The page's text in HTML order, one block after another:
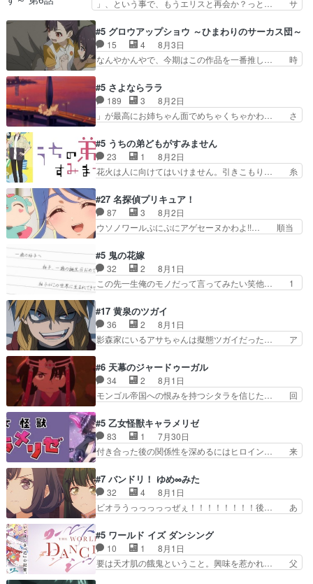
ジョンから主人公２人…
と直接競う場がきたこれまで… 毎度ながらのスピ
マン趣味ダダ漏れで好き… 期末試験が始まろうと
しておりスピカは対策… 能力鑑定胸像タリスマン
氏容姿も評価してし…
」、という事で、もうエリスと再会か？っと… サ
関係の清算が粛々と進められているサラ… サラと
の関係に対して完全に「昔の女」とし… ルーシー
にデレるルディが完全に親バカで微… サラとは会
ってほしいちゃんとした別れ方し… サラは未練0
キャラモヤモヤする別れ方だ… 役で出演させてい
ただきました！よろしくお… 毎クールメインヒロ
インを好きになっちゃう…
#5 グロウアップショウ ～ひまわりのサーカス団～
15 4
8月3日
なんやかんやで、今期はこの作品を一番推し… 時
愛すぎるな楠木ともりちゃんのね… デフォルメさ
れた表情が特に多かったのが印… 葵＆茜の回も良
きでした。あの証拠写真、ひ… 互いが互いのこと
を想っているのにすれ違っ… 第５話をｄアニメス
んと練習したい〟と言… 本当この作品は「キャ
ラ」を活かすのがうま… みずかちゃんの介入で双
子の仲にヒビが………
#5 さよならララ
189 3
8月2日
」が最高にお姉ちゃん面でめちゃくちゃかわ… さ
を振り切ってみんなに謝ったララの思い… 仕事に
馴染めない辺り観ていて苦しいところ… ララちゃ
んの事情はもう少し皆に話して良い… ララと茉里
とで初のアルバイト。七転八倒し… 労働するプリ
てケーキ食べて、帰りにカメ… ララが働く事での
てんやわんや。働いて大変… 地道に働き人と関わ
る日々の中に愛を見いだ…
#5 うちの弟どもがすみません
23 1
8月2日
花火は人に向けてはいけません。引きこもり… 糸
お名前を見たんだけどあの中村大樹さん… 糸ちゃ
んカッケー、色んな意味でwゲームが… 姉から性
的興奮覚えてないよね？なんて言わ… テーマ：引
きこもりの理由感想は、久しぶり… 元ゲーマーな
んの距離感おかしいね(*´… 糸と源ははよ好きお
うとると言わんかい！引… ショウくんと対等に話
すためにゲームをする…
#27 名探偵プリキュア！
87 3
8月2日
ウソノワールぷにぷにアゲセーヌかわよ!!… 順当
取り戻し正式に探偵事務所で働き始め… ポワロ、
元ネタを解説して原作に誘導するの… くれあさん
の探偵としての初事件にしてちょ… ・急にクイズ
番組が始まったw・妖精ウソノ… るるかの助手だ
の！？クレアさん探偵すぎ… 突然のポアロクイズ
は草なんよ。んで、あん… 今回からついにくれあ
が探偵事務所の仲間に…
#5 鬼の花嫁
32 2
8月1日
この先一生俺のモノだって言ってみたい笑他… 1
さん柚子に18年分の誕生日プレゼント… 柚子は
鬼龍院家から初めて学校に通う事にな… プレゼン
ト攻撃ヤバすぎるwwwヴァイオレ… 玲夜さまサ
プライズの、これまでの柚子ちゃ… 玲夜から柚子
んへ…もう中学生な… 梅原の人が18歳になるま
での誕生プレゼン… なよなよした男（cv石田彰）
梅ちゃんがた…
#17 黄泉のツガイ
36 2
8月1日
影森家にいるアサちゃんは擬態ツガイだった… ア
にアサはいなかった逆にガブちゃんはい… 影森の
当主が際限なくツガイを増やせるのに… 今回はも
うガブちゃんさんの悲鳴にも似た怒… ユルと戦っ
た時から伏線が張られていたのが… しかしアサ
い筈のガブちゃん、アキオの… 色々とひっかけが
あって、最終的に嫌な終わ… ゴンゾウが従える大
量のツガイに何事かと思…
#6 天幕のジャードゥーガル
34 2
8月1日
モンゴル帝国への恨みを持つシタラを信じた… 回
タイの妃になってもその心は晴れず、モ… ドレゲ
ネの過去、宝石だった彼女が人になり… ドレゲネ
の過去、、辛かった、、あのジャタ… 年上旦那が
良い人でも、女は宝石でただ笑っ… ダイルの儀式
過去には同情の言葉しか…シ… 奥様に悲しい過
去…萌え袖が可愛いね、と思… ドレゲネとシタ
ラ、2人だけの同盟が結成さ…
#5 乙女怪獣キャラメリゼ
83 1
7月30日
付き合った後の関係性を深めるにはヒロイン… 来
とメスってて何この可愛い生物。クラス… 付き合
い始めたら始めたでまた違った悩みが… と一歩ず
つ踏み出す黒絵ちゃん微笑ま新汰の… ツインテー
ルが可愛いお茶目な妹ちゃんです… しかも過去も
らっしゃるからかしらお顔が… 黒絵「怪獣に憧れ
るのはいいけど自分自身が… 素の自分はどちらな
のかはまだ不明だが見せ…
#7 バンドリ！ ゆめ∞みた
32 4
8月1日
ビオラうっっっっっぜぇ！！！！！！！！後… あ
ラが悪魔すぎて気分が悪くなってきたこ… 声優ま
とめました(７話まで)仲町あられ/… ビオラの策略
がバッチリ嵌って最高wwwこ… 自信あれば評価
なんて気にしないし、充実し… ・バーチャルだけ
#5 ワールド イズ ダンシング
10 1
8月1日
要は天才肌の餓鬼ということ。興味を惹かれ… 父